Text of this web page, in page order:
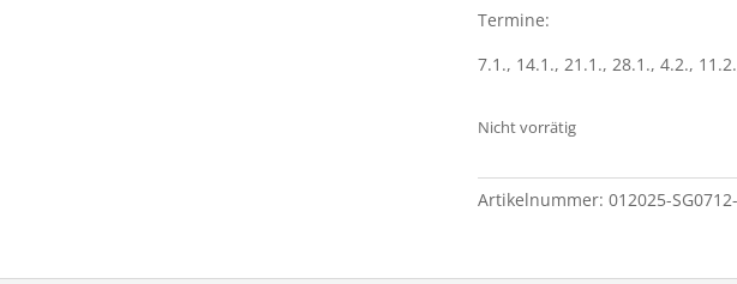
Termine:
7.1., 14.1., 21.1., 28.1., 4.2.,
Nicht vorrätig
Artikelnummer: 012025-